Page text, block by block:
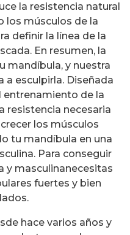
la resistencia natural
los músculos de la
definir la línea de la
En resumen, la
mandíbula, y nuestra
a esculpirla. Diseñada
entrenamiento de la
resistencia necesaria
los músculos
tu mandíbula en una
Para conseguir
y masculinanecesitas
fuertes y bien
hace varios años y